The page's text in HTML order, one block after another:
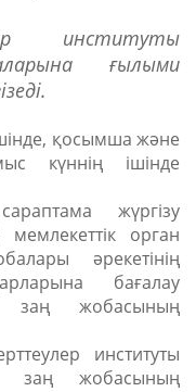
институты
ғылыми
қосымша және
күннің ішінде
жүргізу
орган
әрекетінің
бағалау
заң жобасының
институты
заң жобасының